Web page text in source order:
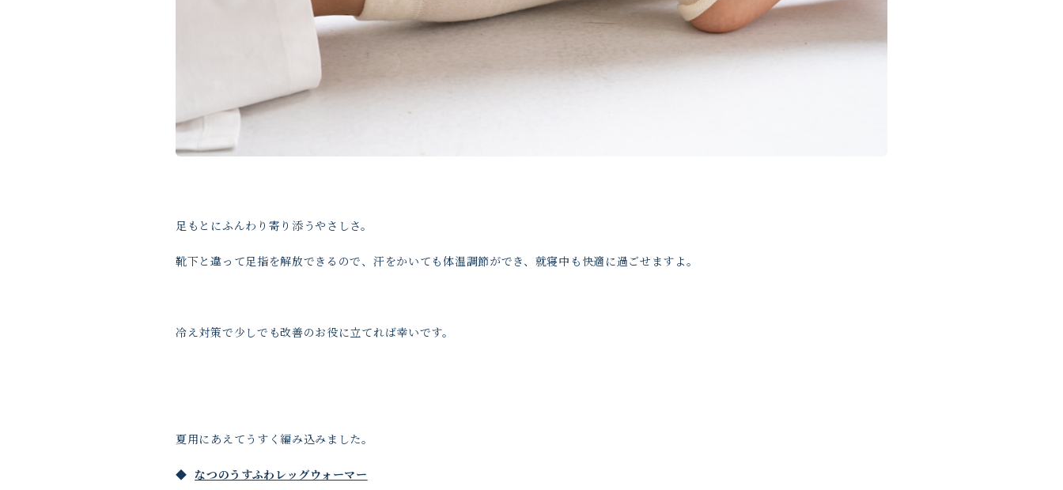
足もとにふんわり寄り添うやさしさ。
靴下と違って足指を解放できるので、汗をかいても体温調節ができ、就寝中も快適に過ごせますよ。
冷え対策で少しでも改善のお役に立てれば幸いです。
夏用にあえてうすく編み込みました。
◆なつのうすふわレッグウォーマー